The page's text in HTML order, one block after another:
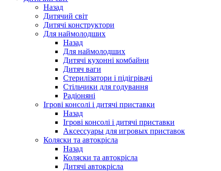
Назад
Дитячий світ
Дитячі конструктори
Для наймолодших
Назад
Для наймолодших
Дитячі кухонні комбайни
Дитяч ваги
Стерилізатори і підігрівачі
Стільчики для годування
Радіоняні
Ігрові консолі і дитячі приставки
Назад
Ігрові консолі і дитячі приставки
Аксессуары для игровых приставок
Коляски та автокрісла
Назад
Коляски та автокрісла
Дитячі автокрісла